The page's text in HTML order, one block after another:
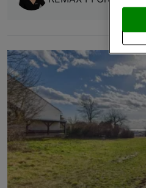
und
Wir
Zugriff
und
Liste